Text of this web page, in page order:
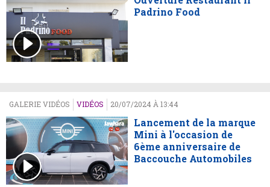
Padrino Food
GALERIE VIDÉOS VIDÉOS 20/07/2024 À 13:44
Lancement de la marque
Mini à l'occasion de
6ème anniversaire de
Baccouche Automobiles